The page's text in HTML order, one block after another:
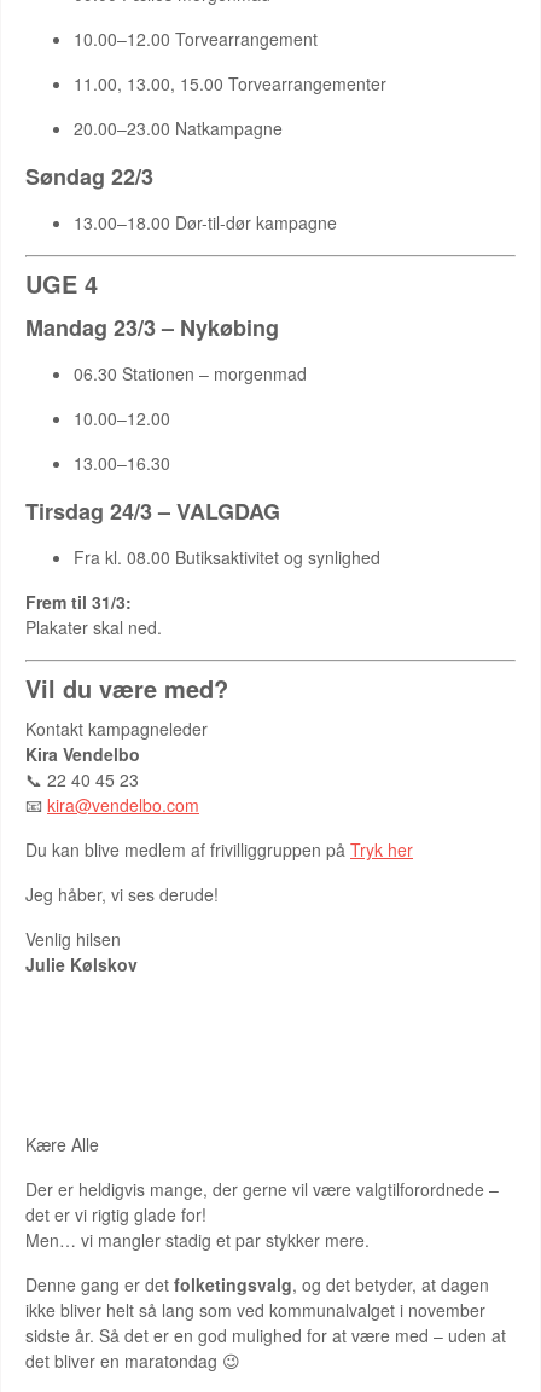
10.00–12.00 Torvearrangement
11.00, 13.00, 15.00 Torvearrangementer
20.00–23.00 Natkampagne
Søndag 22/3
13.00–18.00 Dør-til-dør kampagne
UGE 4
Mandag 23/3 – Nykøbing
06.30 Stationen – morgenmad
10.00–12.00
13.00–16.30
Tirsdag 24/3 – VALGDAG
Fra kl. 08.00 Butiksaktivitet og synlighed
Frem til 31/3:
Plakater skal ned.
Vil du være med?
Kontakt kampagneleder
Kira Vendelbo
📞 22 40 45 23
📧 kira@vendelbo.com
Du kan blive medlem af frivilliggruppen på Tryk her
Jeg håber, vi ses derude!
Venlig hilsen
Julie Kølskov
Kære Alle
Der er heldigvis mange, der gerne vil være valgtilforordnede –
det er vi rigtig glade for!
Men… vi mangler stadig et par stykker mere.
Denne gang er det folketingsvalg, og det betyder, at dagen
ikke bliver helt så lang som ved kommunalvalget i november
sidste år. Så det er en god mulighed for at være med – uden at
det bliver en maratondag 😉